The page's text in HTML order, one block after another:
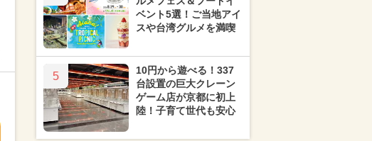
ベント5選！ご当地アイ
スや台湾グルメを満喫
5
10円から遊べる！337
台設置の巨大クレーン
ゲーム店が京都に初上
陸！子育て世代も安心